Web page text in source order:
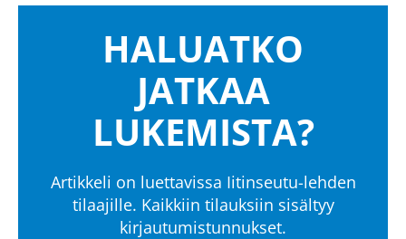
HALUATKO
JATKAA
LUKEMISTA?
Artikkeli on luettavissa Iitinseutu-lehden
tilaajille. Kaikkiin tilauksiin sisältyy
kirjautumistunnukset.